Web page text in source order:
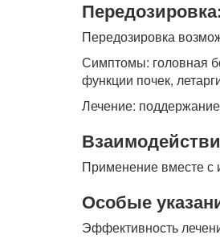
Передозировка
Симптомы: головная
функции почек,
Лечение:
Применение вместе с
Особые
Эффективность